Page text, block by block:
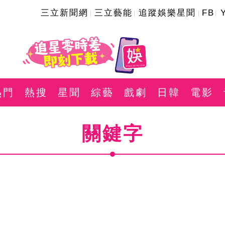
三立新聞網 三立藝能 追蹤娛樂星聞 FB
熱搜 星聞 綜藝 戲劇 日韓 電影
關鍵字